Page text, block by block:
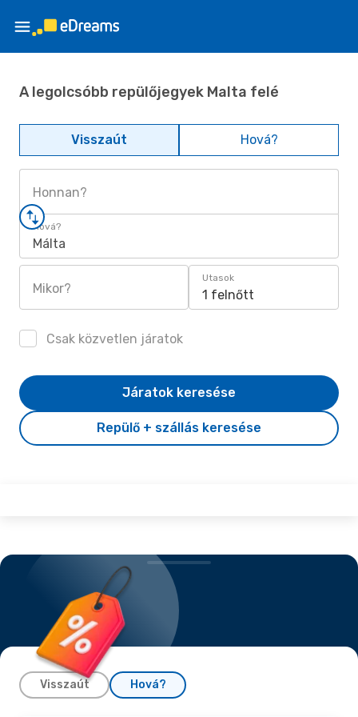
A legolcsóbb repülőjegyek Malta felé
Visszaút Hová?
Honnan?
Hová?
Málta
Mikor?
Utasok
1 felnőtt
Csak közvetlen járatok
Repülő + szállás keresése
Járatok keresése
Visszaút Hová?